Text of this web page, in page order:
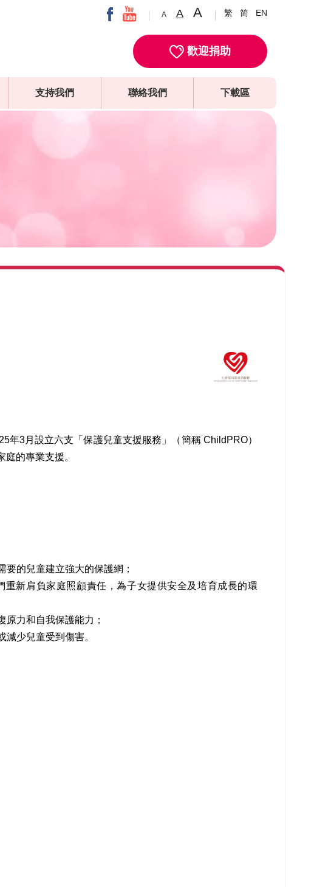
A A A 繁 简 EN
歡迎捐助
支持我們 聯絡我們 下載區
年3月設立六支「保護兒童支援服務」（簡稱 ChildPRO）
的專業支援。
要的兒童建立強大的保護網；
重新肩負家庭照顧責任，為子女提供安全及培育成長的環
原力和自我保護能力；
少兒童受到傷害。